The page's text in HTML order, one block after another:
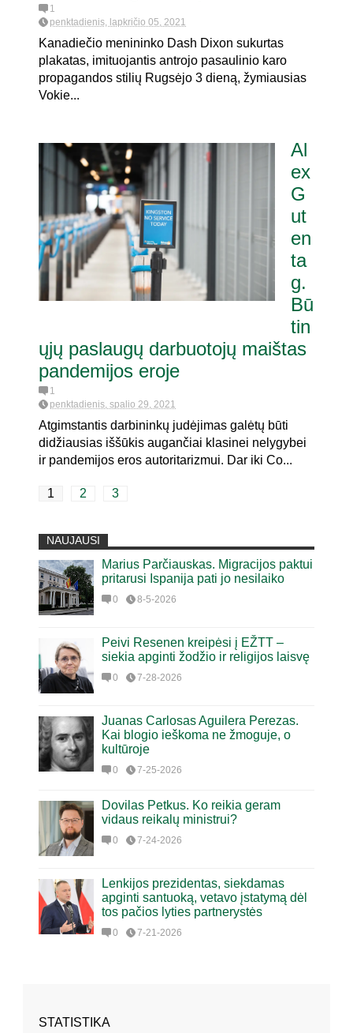
1
penktadienis, lapkričio 05, 2021
Kanadiečio menininko Dash Dixon sukurtas
plakatas, imituojantis antrojo pasaulinio karo
propagandos stilių Rugsėjo 3 dieną, žymiausias
Vokie...
Al
ex
G
ut
en
ta
g.
Bū
tin
ųjų paslaugų darbuotojų maištas
pandemijos eroje
1
penktadienis, spalio 29, 2021
Atgimstantis darbininkų judėjimas galėtų būti
didžiausias iššūkis augančiai klasinei nelygybei
ir pandemijos eros autoritarizmui. Dar iki Co...
1 2 3
NAUJAUSI
Marius Parčiauskas. Migracijos paktui
pritarusi Ispanija pati jo nesilaiko
0 8-5-2026
Peivi Resenen kreipėsi į EŽTT –
siekia apginti žodžio ir religijos laisvę
0 7-28-2026
Juanas Carlosas Aguilera Perezas.
Kai blogio ieškoma ne žmoguje, o
kultūroje
0 7-25-2026
Dovilas Petkus. Ko reikia geram
vidaus reikalų ministrui?
0 7-24-2026
Lenkijos prezidentas, siekdamas
apginti santuoką, vetavo įstatymą dėl
tos pačios lyties partnerystės
0 7-21-2026
STATISTIKA